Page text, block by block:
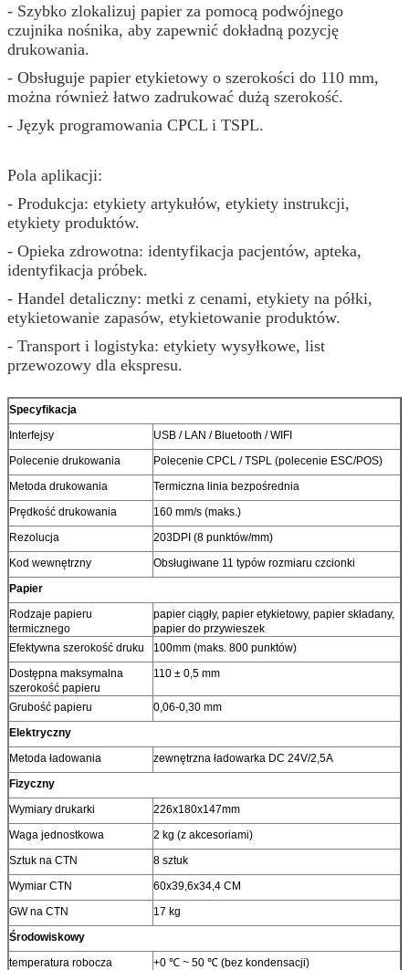
- Szybko zlokalizuj papier za pomocą podwójnego
czujnika nośnika, aby zapewnić dokładną pozycję
drukowania.
- Obsługuje papier etykietowy o szerokości do 110 mm,
można również łatwo zadrukować dużą szerokość.
- Język programowania CPCL i TSPL.
Pola aplikacji:
- Produkcja: etykiety artykułów, etykiety instrukcji,
etykiety produktów.
- Opieka zdrowotna: identyfikacja pacjentów, apteka,
identyfikacja próbek.
- Handel detaliczny: metki z cenami, etykiety na półki,
etykietowanie zapasów, etykietowanie produktów.
- Transport i logistyka: etykiety wysyłkowe, list
przewozowy dla ekspresu.
Specyfikacja
Interfejsy
USB / LAN / Bluetooth / WIFI
Polecenie drukowania
Polecenie CPCL / TSPL (polecenie ESC/POS)
Metoda drukowania
Termiczna linia bezpośrednia
Prędkość drukowania
160 mm/s (maks.)
Rezolucja
203DPI (8 punktów/mm)
Kod wewnętrzny
Obsługiwane 11 typów rozmiaru czcionki
Papier
Rodzaje papieru
termicznego
papier ciągły, papier etykietowy, papier składany,
papier do przywieszek
Efektywna szerokość druku
100mm (maks. 800 punktów)
Dostępna maksymalna
szerokość papieru
110 ± 0,5 mm
Grubość papieru
0,06-0,30 mm
Elektryczny
Metoda ładowania
zewnętrzna ładowarka DC 24V/2,5A
Fizyczny
Wymiary drukarki
226x180x147mm
Waga jednostkowa
2 kg (z akcesoriami)
Sztuk na CTN
8 sztuk
Wymiar CTN
60x39,6x34,4 CM
GW na CTN
17 kg
Środowiskowy
temperatura robocza
+0 ℃ ~ 50 ℃ (bez kondensacji)